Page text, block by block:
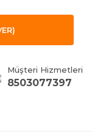
Müşteri Hizmetleri
8503077397